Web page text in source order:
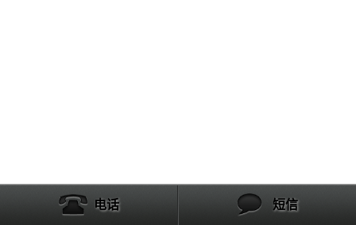
电话 短信